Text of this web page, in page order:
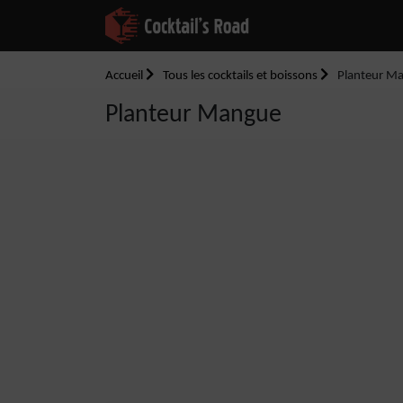
Accueil Tous les cocktails et boissons Planteur
Planteur Mangue